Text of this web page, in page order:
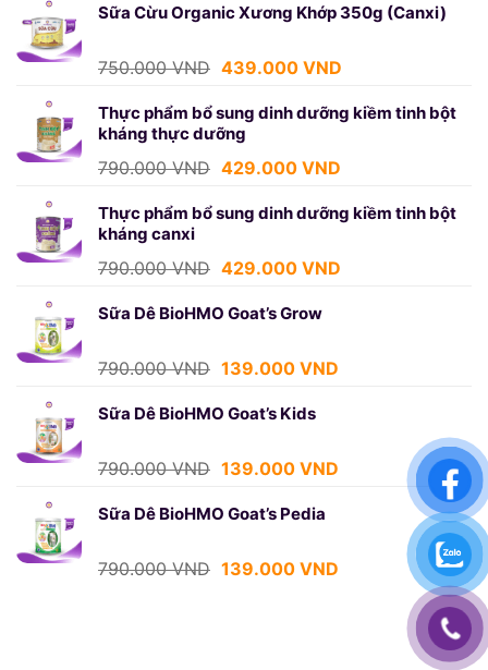
là:
tại
Sữa Cừu Organic Xương Khớp 350g (Canxi)
750.000VND Giá
là:
750.000 VND.
439.000 VNDGiá
tại
Thực phẩm bổ sung dinh dưỡng kiềm tinh bột
kháng thực dưỡng
790.000VND Giá
là:
429.000 VNDGiá
tại
Thực phẩm bổ sung dinh dưỡng kiềm tinh bột
kháng canxi
790.000VND Giá
là:
429.000 VNDGiá
Sữa Dê BioHMO Goat’s Grow
790.000VND Giá
là:
139.000 VNDGiá
139.000 VND.
Sữa Dê BioHMO Goat’s Kids
790.000VND Giá
là:
139.000 VNDGiá
139.000 VND.
Sữa Dê BioHMO Goat’s Pedia
790.000VND Giá
139.000 VNDGiá
139.000 VND.